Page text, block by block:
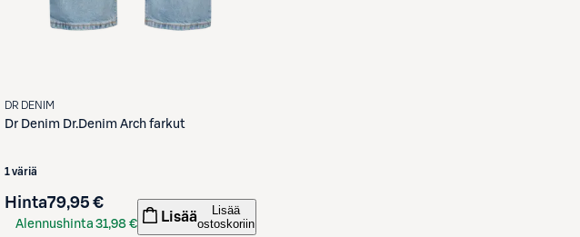
DR DENIM
Dr Denim Dr.Denim Arch farkut
1 väriä
Hinta79,95 €
Alennushinta 31,98 € Lisää
Lisää
ostoskoriin